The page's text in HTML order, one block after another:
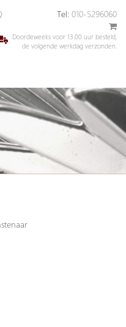
Tel: 010-5296060
Doordeweeks voor 13.00 uur besteld,
de volgende werkdag verzonden.